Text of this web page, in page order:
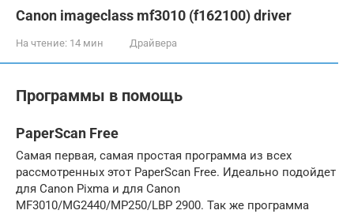
Canon imageclass mf3010 (f162100) driver
На чтение: 14 мин Драйвера
Программы в помощь
PaperScan Free
Самая первая, самая простая программа из всех
рассмотренных этот PaperScan Free. Идеально подойдет
для Canon Pixma и для Canon
MF3010/MG2440/MP250/LBP 2900. Так же программа